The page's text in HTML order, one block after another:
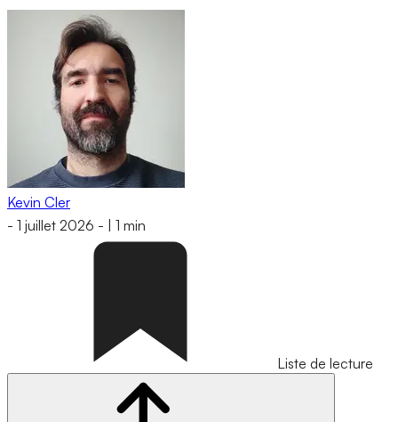
Kevin Cler
- 1 juillet 2026 - 1 min
Liste de lecture